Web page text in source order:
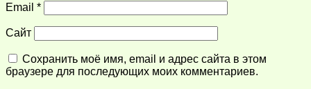
Email *
Сайт
Сохранить моё имя, email и адрес сайта в этом
браузере для последующих моих комментариев.